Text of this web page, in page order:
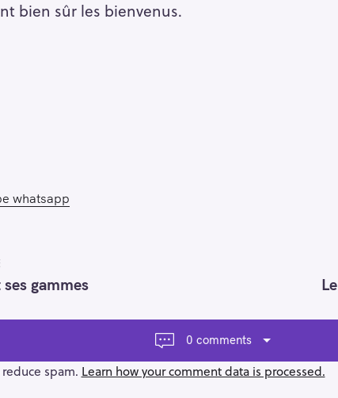
bien sûr les bienvenus.
whatsapp
gammes
0 comments
spam. Learn how your comment data is processed.